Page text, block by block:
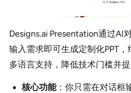
Designs.ai Presentation通过AI
输入需求即可生成定制化PPT
多语言支持，降低技术门槛并提
核心功能：你只需在对话框